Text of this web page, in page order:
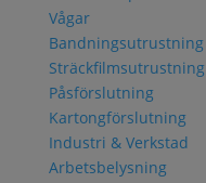
Vågar
Bandningsutrustning
Sträckfilmsutrustning
Påsförslutning
Kartongförslutning
Industri & Verkstad
Arbetsbelysning